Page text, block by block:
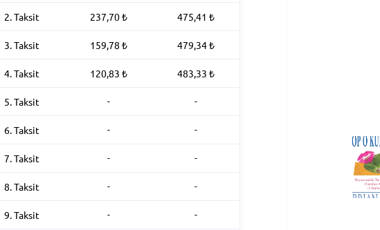
2. Taksit 237,70₺ 475,41₺
3. Taksit 159,78₺ 479,34₺
4. Taksit 120,83₺ 483,33₺
5. Taksit - -
6. Taksit - -
7. Taksit - -
8. Taksit - -
9. Taksit - -